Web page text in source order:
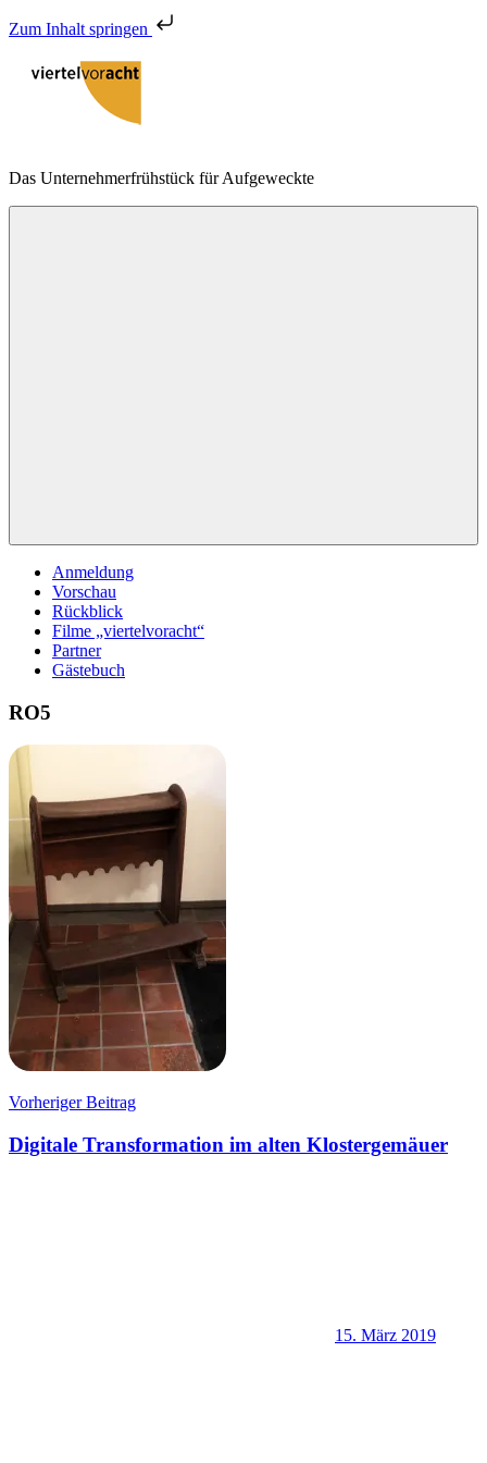
Zum Inhalt springen
Inhalt
viertelvoracht
Das Unternehmerfrühstück für Aufgeweckte
Anmeldung
Vorschau
Rückblick
Filme „viertelvoracht“
Partner
Gästebuch
RO5
Beitragsnavigation
Vorheriger Beitrag
Digitale Transformation im alten Klostergemäuer
15. März 2019